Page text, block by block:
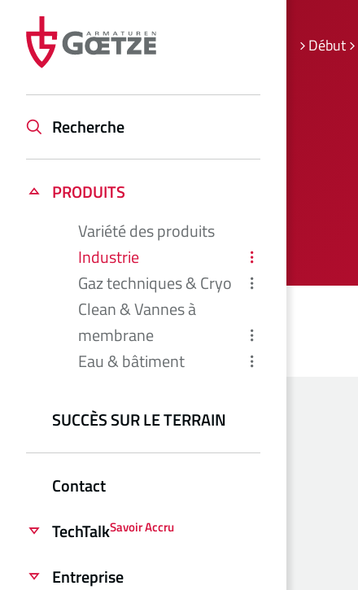
PRODUITS
Variété des produits
Industrie
Gaz techniques & Cryo
Clean & Vannes à
membrane
Eau & bâtiment
SUCCÈS SUR LE TERRAIN
Contact
TechTalkSavoir Accru
Entreprise
Recherche
Début